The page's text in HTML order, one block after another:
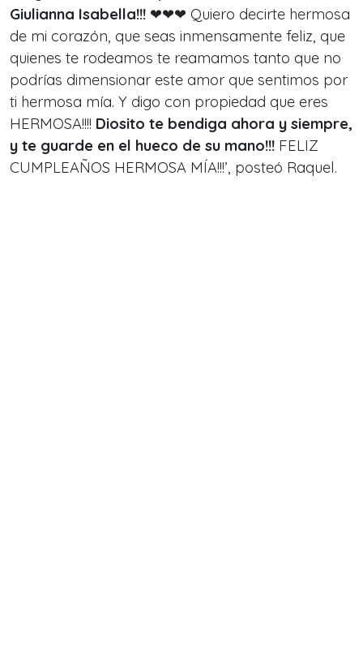
Giulianna Isabella!!! ❤❤❤ Quiero decirte hermosa
de mi corazón, que seas inmensamente feliz, que
quienes te rodeamos te reamamos tanto que no
podrías dimensionar este amor que sentimos por
ti hermosa mía. Y digo con propiedad que eres
HERMOSA!!!! Diosito te bendiga ahora y siempre,
y te guarde en el hueco de su mano!!! FELIZ
CUMPLEAÑOS HERMOSA MÍA!!!’, posteó Raquel.